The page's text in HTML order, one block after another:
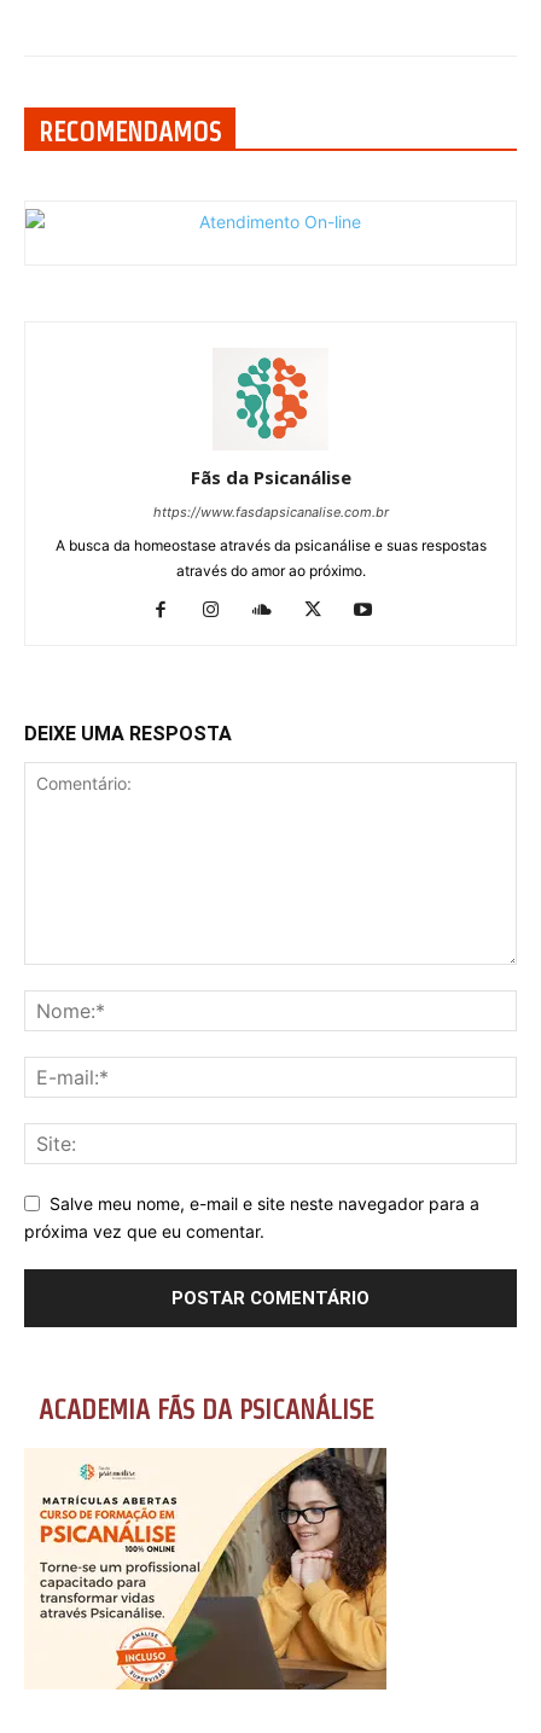
RECOMENDAMOS
Fãs da Psicanálise
https://www.fasdapsicanalise.com.br
A busca da homeostase através da psicanálise e suas respostas
através do amor ao próximo.
DEIXE UMA RESPOSTA
Salve meu nome, e-mail e site neste navegador para a
próxima vez que eu comentar.
ACADEMIA FÃS DA PSICANÁLISE